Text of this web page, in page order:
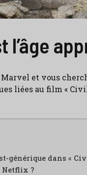
l’âge
et vous
liées au film «
générique dans «
Netflix ?